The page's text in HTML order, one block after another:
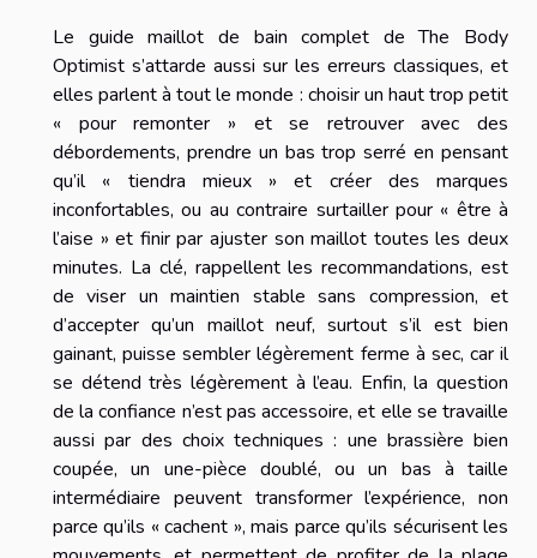
Le guide maillot de bain complet de The Body
Optimist s’attarde aussi sur les erreurs classiques, et
elles parlent à tout le monde : choisir un haut trop petit
« pour remonter » et se retrouver avec des
débordements, prendre un bas trop serré en pensant
qu’il « tiendra mieux » et créer des marques
inconfortables, ou au contraire surtailler pour « être à
l’aise » et finir par ajuster son maillot toutes les deux
minutes. La clé, rappellent les recommandations, est
de viser un maintien stable sans compression, et
d’accepter qu’un maillot neuf, surtout s’il est bien
gainant, puisse sembler légèrement ferme à sec, car il
se détend très légèrement à l’eau. Enfin, la question
de la confiance n’est pas accessoire, et elle se travaille
aussi par des choix techniques : une brassière bien
coupée, un une-pièce doublé, ou un bas à taille
intermédiaire peuvent transformer l’expérience, non
parce qu’ils « cachent », mais parce qu’ils sécurisent les